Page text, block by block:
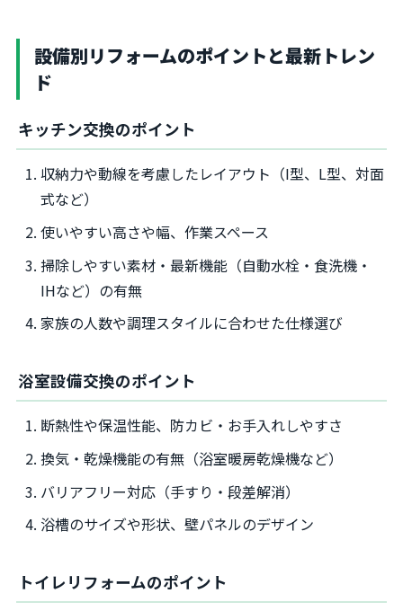
設備別リフォームのポイントと最新トレン
ド
キッチン交換のポイント
収納力や動線を考慮したレイアウト（I型、L型、対面
式など）
使いやすい高さや幅、作業スペース
掃除しやすい素材・最新機能（自動水栓・食洗機・
IHなど）の有無
家族の人数や調理スタイルに合わせた仕様選び
浴室設備交換のポイント
断熱性や保温性能、防カビ・お手入れしやすさ
換気・乾燥機能の有無（浴室暖房乾燥機など）
バリアフリー対応（手すり・段差解消）
浴槽のサイズや形状、壁パネルのデザイン
トイレリフォームのポイント